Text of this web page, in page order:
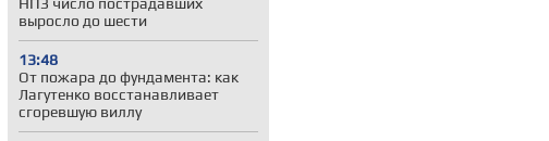
выросло до шести
13:48
От пожара до фундамента: как
Лагутенко восстанавливает
сгоревшую виллу